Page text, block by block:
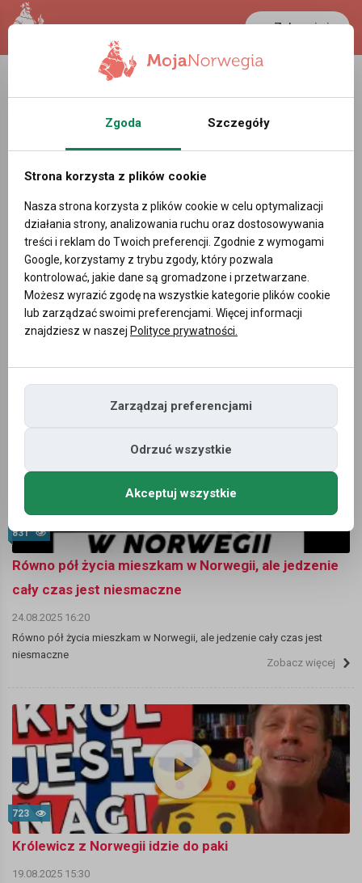
Zaloguj się
LANCASTER
22.4 °C 0.3881 PLN
Video
792
Norweskie przygotowania do wojny
Zobacz więcej
831
Równo pół życia mieszkam w Norwegii, ale jedzenie
cały czas jest niesmaczne
24.08.2025 16:20
Równo pół życia mieszkam w Norwegii, ale jedzenie cały czas jest
niesmaczne
Zobacz więcej
723
Królewicz z Norwegii idzie do paki
19.08.2025 15:30
Zgoda Szczegóły
Strona korzysta z plików cookie
Nasza strona korzysta z plików cookie w celu optymalizacji
działania strony, analizowania ruchu oraz dostosowywania
treści i reklam do Twoich preferencji. Zgodnie z wymogami
Google, korzystamy z trybu zgody, który pozwala
kontrolować, jakie dane są gromadzone i przetwarzane.
Możesz wyrazić zgodę na wszystkie kategorie plików cookie
lub zarządzać swoimi preferencjami. Więcej informacji
znajdziesz w naszej Polityce prywatności.
Zarządzaj preferencjami
Odrzuć wszystkie
Akceptuj wszystkie